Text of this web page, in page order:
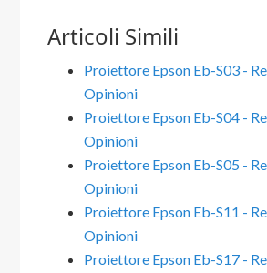
Articoli Simili
Proiettore Epson Eb-S03 -
Opinioni
Proiettore Epson Eb-S04 -
Opinioni
Proiettore Epson Eb-S05 -
Opinioni
Proiettore Epson Eb-S11 -
Opinioni
Proiettore Epson Eb-S17 -